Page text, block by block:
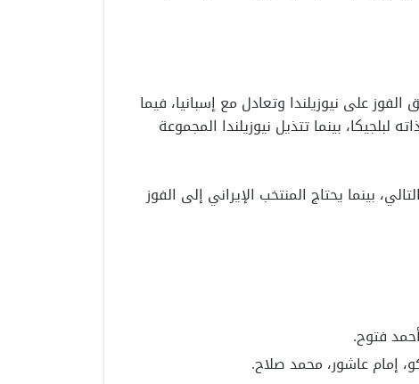
4 نقاط، بعدما حقق الفوز على نيوزيلندا وتعادل مع إسبانيا، فيما
بينما تتذيل نيوزيلندا المجموعة
بينما يحتاج المنتخب الإيراني إلى الفوز
فتوح.
إمام عاشور، محمد صلاح.